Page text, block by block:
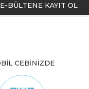
E-BÜLTENE KAYIT OL
CEBİNİZDE